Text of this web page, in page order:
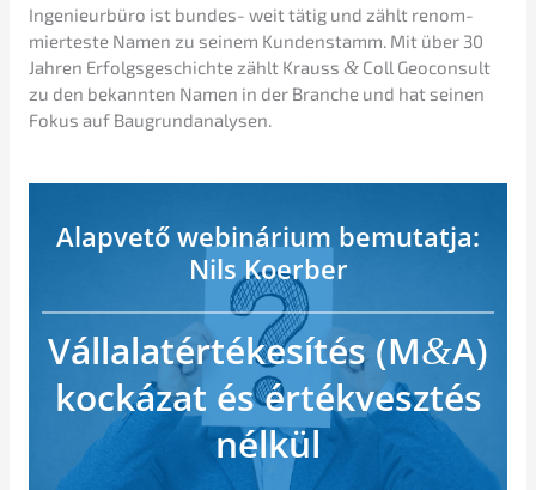
Ingenieur­bü­ro ist bundes- weit tätig und zählt renom­
mier­tes­te Namen zu seinem Kunden­stamm. Mit über 30
Jahren Erfolgs­ge­schich­te zählt Krauss& Coll Geocon­sult
zu den bekann­ten Namen in der Branche und hat seinen
Fokus auf Baugrundanalysen.
Alapve­tő webiná­ri­um bemutat­ja:
Nils Koerber
Vállala­térté­ke­sí­tés (M&A)
kocká­zat és érték­vesz­tés
nélkül